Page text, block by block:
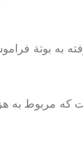
رفته‌ به‌
كه‌ مربوط‌